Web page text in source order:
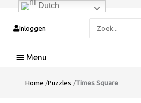
Inloggen
naar:
Hoofdmenu
Home /Puzzles /Times Square
Dutch